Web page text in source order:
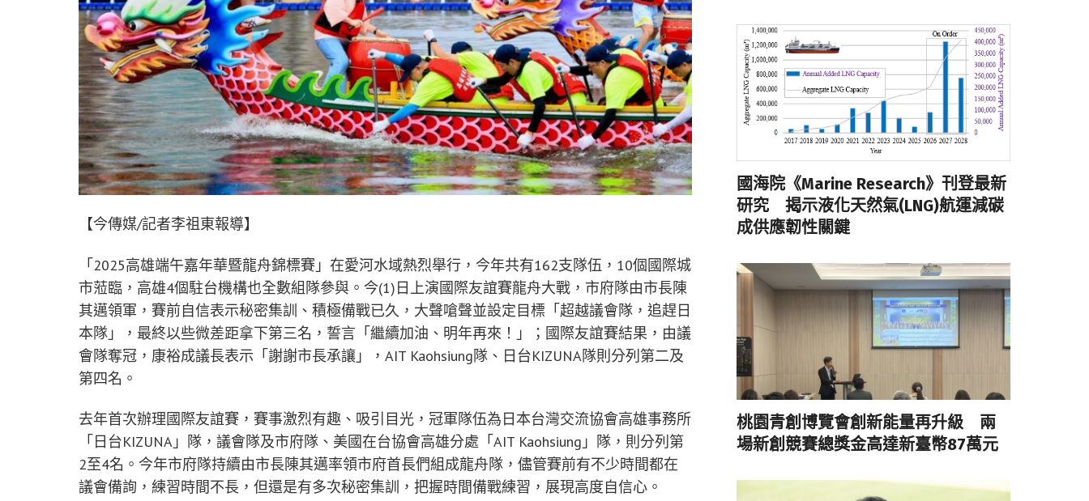
【今傳媒/記者李祖東報導】
「2025高雄端午嘉年華暨龍舟錦標賽」在愛河水域熱烈舉行，今年共有162支隊伍，10個國際城
市蒞臨，高雄4個駐台機構也全數組隊參與。今(1)日上演國際友誼賽龍舟大戰，市府隊由市長陳
其邁領軍，賽前自信表示秘密集訓、積極備戰已久，大聲嗆聲並設定目標「超越議會隊，追趕日
本隊」，最終以些微差距拿下第三名，誓言「繼續加油、明年再來！」；國際友誼賽結果，由議
會隊奪冠，康裕成議長表示「謝謝市長承讓」，AIT Kaohsiung隊、日台KIZUNA隊則分列第二及
第四名。
去年首次辦理國際友誼賽，賽事激烈有趣、吸引目光，冠軍隊伍為日本台灣交流協會高雄事務所
「日台KIZUNA」隊，議會隊及市府隊、美國在台協會高雄分處「AIT Kaohsiung」隊，則分列第
2至4名。今年市府隊持續由市長陳其邁率領市府首長們組成龍舟隊，儘管賽前有不少時間都在
議會備詢，練習時間不長，但還是有多次秘密集訓，把握時間備戰練習，展現高度自信心。
國海院《Marine Research》刊登最新
研究 揭示液化天然氣(LNG)航運減碳
成供應韌性關鍵
桃園青創博覽會創新能量再升級 兩
場新創競賽總獎金高達新臺幣87萬元